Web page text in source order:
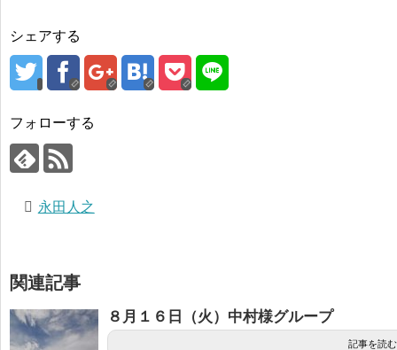
シェアする
フォローする
永田人之
関連記事
８月１６日（火）中村様グループ
記事を読む